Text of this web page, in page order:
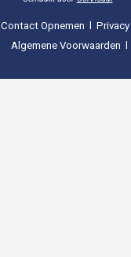
Contact Opnemen l
Algemene Voorwaarden l